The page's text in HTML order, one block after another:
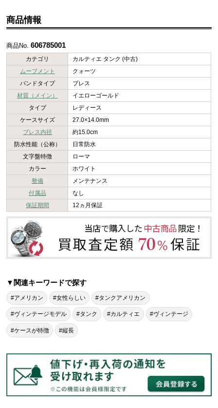
商品情報
商品No.606785001
カテゴリ
カルティエ タンク (中古)
ムーブメント
クォーツ
バンドタイプ
ブレス
材質（メイン）
イエローゴールド
タイプ
レディース
ケースサイズ
27.0×14.0mm
ブレス内径
約15.0cm
防水性能（公称）
日常防水
文字盤特徴
ローマ
カラー
ホワイト
整備
メンテナンス
付属品
なし
保証期間
12ヵ月保証
▼関連キーワードで探す
#アメリカン #女性らしい #タンクアメリカン
#ヴィンテージモデル #タンク #カルティエ #ヴィンテージ
#ケースが特徴 #縦長